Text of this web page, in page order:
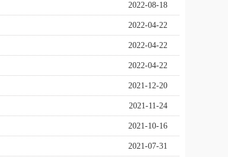
2022-08-18
2022-04-22
2022-04-22
2022-04-22
2021-12-20
2021-11-24
2021-10-16
2021-07-31